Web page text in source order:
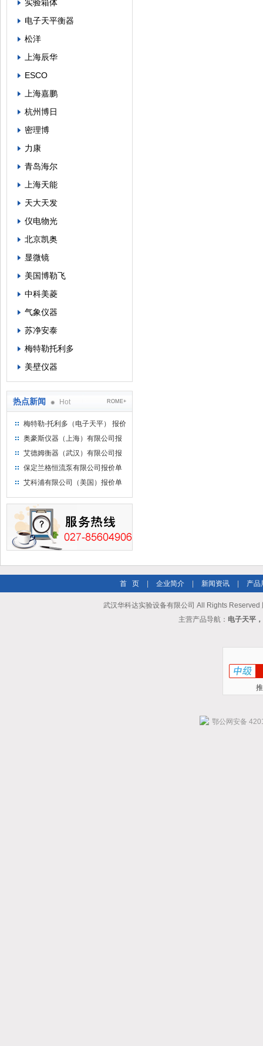
实验箱体
电子天平衡器
松洋
上海辰华
ESCO
上海嘉鹏
杭州博日
密理博
力康
青岛海尔
上海天能
天大天发
仪电物光
北京凯奥
显微镜
美国博勒飞
中科美菱
气象仪器
苏净安泰
梅特勒托利多
美壁仪器
热点新闻 Hot ROME+
梅特勒-托利多（电子天平） 报价
单
奥豪斯仪器（上海）有限公司报
价单
艾德姆衡器（武汉）有限公司报
价单
保定兰格恒流泵有限公司报价单
艾科浦有限公司（美国）报价单
首 页 企业简介 新闻资讯 产品
武汉华科达实验设备有限公司 All Rights Reserved
主营产品导航： 电子天平
鄂公网安备